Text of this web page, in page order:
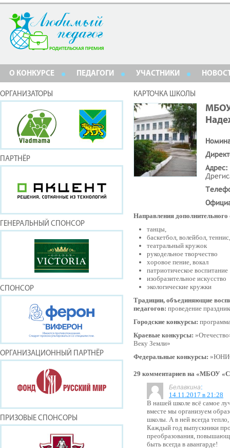
О КОНКУРСЕ ПЕДАГОГИ УЧАСТНИКИ
ОРГАНИЗАТОРЫ
ПАРТНЁР
ГЕНЕРАЛЬНЫЙ СПОНСОР
СПОНСОР
ОРГАНИЗАЦИОННЫЙ ПАРТНЁР
ПРИЗОВЫЕ СПОНСОРЫ
КАРТОЧКА ШКОЛЫ
Адрес:
Направления дополнительного
танцы,
баскетбол, волейбол,
театральный кружок
рукодельное творчество
хоровое пение, вокал
патриотическое воспитание
изобразительное искусство
экологические кружки
Традиции, объединяющие
педагогов: проведение
Городские конкурсы:
Краевые конкурсы:
Веку Земли»
Федеральные конкурсы:
29 комментариев на «МБОУ
Белавкина:
14.11.2017 в 21:28
В нашей школе всё самое
вместе мы организуем
школы. А в ней всегда
Каждый год выпускники
преобразования,
быть всегда в авангарде!